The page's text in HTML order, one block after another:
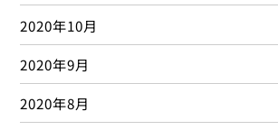
2020年10月
2020年9月
2020年8月